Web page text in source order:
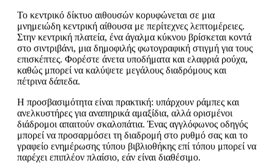
Το κεντρικό δίκτυο αιθουσών κορυφώνεται σε μια
μνημειώδη κεντρική αίθουσα με περίτεχνες λεπτομέρειες.
Στην κεντρική πλατεία, ένα άγαλμα κύκνου βρίσκεται κοντά
στο σιντριβάνι, μια δημοφιλής φωτογραφική στιγμή για τους
επισκέπτες. Φορέστε άνετα υποδήματα και ελαφριά ρούχα,
καθώς μπορεί να καλύψετε μεγάλους διαδρόμους και
πέτρινα δάπεδα.
Η προσβασιμότητα είναι πρακτική: υπάρχουν ράμπες και
ανελκυστήρες για αναπηρικά αμαξίδια, αλλά ορισμένοι
διάδρομοι απαιτούν σκαλοπάτια. Ένας αγγλόφωνος οδηγός
μπορεί να προσαρμόσει τη διαδρομή στο ρυθμό σας και το
γραφείο ενημέρωσης τύπου βιβλιοθήκης επί τόπου μπορεί να
παρέχει επιπλέον πλαίσιο, εάν είναι διαθέσιμο.